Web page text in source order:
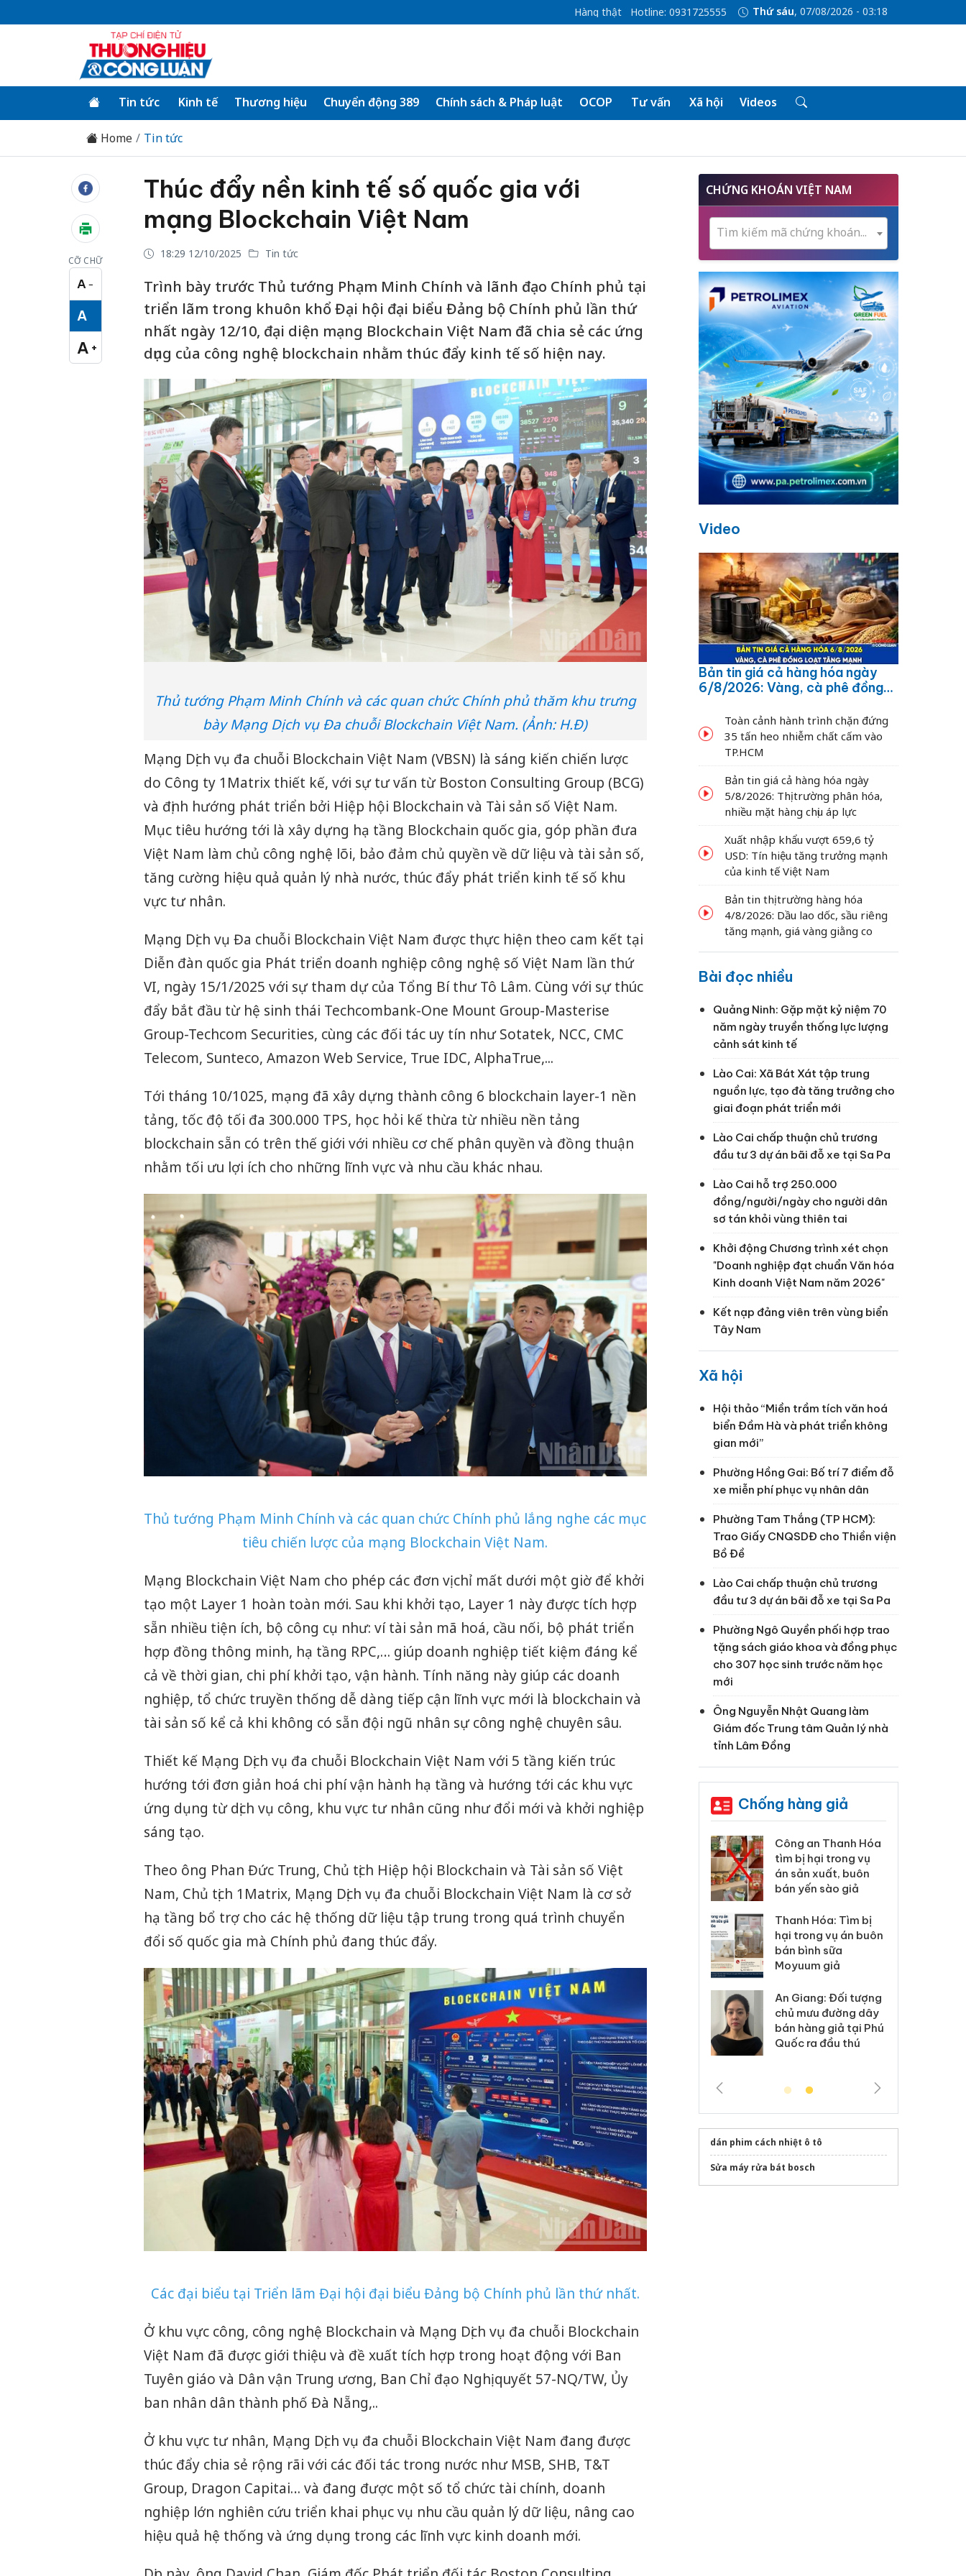
Hàng thật Hotline: 0931725555 Thứ sáu, 07/08/2026 - 03:18
Tin tức Kinh tế Thương hiệu Chuyển động 389 Chính sách & Pháp luật OCOP Tư vấn Xã hội Videos
Home Tin tức
CỠ CHỮ
A −
Cỡ chữ nhỏ
A
Cỡ chữ vừa
A +
Cỡ chữ lớn
Thúc đẩy nền kinh tế số quốc gia với
mạng Blockchain Việt Nam
18:29 12/10/2025 Tin tức
Trình bày trước Thủ tướng Phạm Minh Chính và lãnh đạo Chính phủ tại
triển lãm trong khuôn khổ Đại hội đại biểu Đảng bộ Chính phủ lần thứ
nhất ngày 12/10, đại diện mạng Blockchain Việt Nam đã chia sẻ các ứng
dụng của công nghệ blockchain nhằm thúc đẩy kinh tế số hiện nay.
Thủ tướng Phạm Minh Chính và các quan chức Chính phủ thăm khu trưng
bày Mạng Dịch vụ Đa chuỗi Blockchain Việt Nam. (Ảnh: H.Đ)
Mạng Dịch vụ đa chuỗi Blockchain Việt Nam (VBSN) là sáng kiến chiến lược
do Công ty 1Matrix thiết kế, với sự tư vấn từ Boston Consulting Group (BCG)
và định hướng phát triển bởi Hiệp hội Blockchain và Tài sản số Việt Nam.
Mục tiêu hướng tới là xây dựng hạ tầng Blockchain quốc gia, góp phần đưa
Việt Nam làm chủ công nghệ lõi, bảo đảm chủ quyền về dữ liệu và tài sản số,
tăng cường hiệu quả quản lý nhà nước, thúc đẩy phát triển kinh tế số khu
vực tư nhân.
Mạng Dịch vụ Đa chuỗi Blockchain Việt Nam được thực hiện theo cam kết tại
Diễn đàn quốc gia Phát triển doanh nghiệp công nghệ số Việt Nam lần thứ
VI, ngày 15/1/2025 với sự tham dự của Tổng Bí thư Tô Lâm. Cùng với sự thúc
đẩy bắt đầu từ hệ sinh thái Techcombank-One Mount Group-Masterise
Group-Techcom Securities, cùng các đối tác uy tín như Sotatek, NCC, CMC
Telecom, Sunteco, Amazon Web Service, True IDC, AlphaTrue,...
Tới tháng 10/1025, mạng đã xây dựng thành công 6 blockchain layer-1 nền
tảng, tốc độ tối đa 300.000 TPS, học hỏi kế thừa từ nhiều nền tảng
blockchain sẵn có trên thế giới với nhiều cơ chế phân quyền và đồng thuận
nhằm tối ưu lợi ích cho những lĩnh vực và nhu cầu khác nhau.
Thủ tướng Phạm Minh Chính và các quan chức Chính phủ lắng nghe các mục
tiêu chiến lược của mạng Blockchain Việt Nam.
Mạng Blockchain Việt Nam cho phép các đơn vị chỉ mất dưới một giờ để khởi
tạo một Layer 1 hoàn toàn mới. Sau khi khởi tạo, Layer 1 này được tích hợp
sẵn nhiều tiện ích, bộ công cụ như: ví tài sản mã hoá, cầu nối, bộ phát triển
hợp đồng thông minh, hạ tầng RPC,… giúp doanh nghiệp tiết kiệm đáng kể
cả về thời gian, chi phí khởi tạo, vận hành. Tính năng này giúp các doanh
nghiệp, tổ chức truyền thống dễ dàng tiếp cận lĩnh vực mới là blockchain và
tài sản số kể cả khi không có sẵn đội ngũ nhân sự công nghệ chuyên sâu.
Thiết kế Mạng Dịch vụ đa chuỗi Blockchain Việt Nam với 5 tầng kiến trúc
hướng tới đơn giản hoá chi phí vận hành hạ tầng và hướng tới các khu vực
ứng dụng từ dịch vụ công, khu vực tư nhân cũng như đổi mới và khởi nghiệp
sáng tạo.
Theo ông Phan Đức Trung, Chủ tịch Hiệp hội Blockchain và Tài sản số Việt
Nam, Chủ tịch 1Matrix, Mạng Dịch vụ đa chuỗi Blockchain Việt Nam là cơ sở
hạ tầng bổ trợ cho các hệ thống dữ liệu tập trung trong quá trình chuyển
đổi số quốc gia mà Chính phủ đang thúc đẩy.
Các đại biểu tại Triển lãm Đại hội đại biểu Đảng bộ Chính phủ lần thứ nhất.
Ở khu vực công, công nghệ Blockchain và Mạng Dịch vụ đa chuỗi Blockchain
Việt Nam đã được giới thiệu và đề xuất tích hợp trong hoạt động với Ban
Tuyên giáo và Dân vận Trung ương, Ban Chỉ đạo Nghị quyết 57-NQ/TW, Ủy
ban nhân dân thành phố Đà Nẵng,..
Ở khu vực tư nhân, Mạng Dịch vụ đa chuỗi Blockchain Việt Nam đang được
thúc đẩy chia sẻ rộng rãi với các đối tác trong nước như MSB, SHB, T&T
Group, Dragon Capitai… và đang được một số tổ chức tài chính, doanh
nghiệp lớn nghiên cứu triển khai phục vụ nhu cầu quản lý dữ liệu, nâng cao
hiệu quả hệ thống và ứng dụng trong các lĩnh vực kinh doanh mới.
CHỨNG KHOÁN VIỆT NAM
Tìm kiếm mã chứng khoán...
Video
Bản tin giá cả hàng hóa ngày
6/8/2026: Vàng, cà phê đồng
Toàn cảnh hành trình chặn đứng
35 tấn heo nhiễm chất cấm vào
TP.HCM
Bản tin giá cả hàng hóa ngày
5/8/2026: Thị trường phân hóa,
nhiều mặt hàng chịu áp lực
Xuất nhập khẩu vượt 659,6 tỷ
USD: Tín hiệu tăng trưởng mạnh
của kinh tế Việt Nam
Bản tin thị trường hàng hóa
4/8/2026: Dầu lao dốc, sầu riêng
tăng mạnh, giá vàng giằng co
Bài đọc nhiều
Quảng Ninh: Gặp mặt kỷ niệm 70
năm ngày truyền thống lực lượng
cảnh sát kinh tế
Lào Cai: Xã Bát Xát tập trung
nguồn lực, tạo đà tăng trưởng cho
giai đoạn phát triển mới
Lào Cai chấp thuận chủ trương
đầu tư 3 dự án bãi đỗ xe tại Sa Pa
Lào Cai hỗ trợ 250.000
đồng/người/ngày cho người dân
sơ tán khỏi vùng thiên tai
Khởi động Chương trình xét chọn
"Doanh nghiệp đạt chuẩn Văn hóa
Kinh doanh Việt Nam năm 2026"
Kết nạp đảng viên trên vùng biển
Tây Nam
Xã hội
Hội thảo “Miền trầm tích văn hoá
biển Đầm Hà và phát triển không
gian mới”
Phường Hồng Gai: Bố trí 7 điểm đỗ
xe miễn phí phục vụ nhân dân
Phường Tam Thắng (TP HCM):
Trao Giấy CNQSDĐ cho Thiền viện
Bồ Đề
Lào Cai chấp thuận chủ trương
đầu tư 3 dự án bãi đỗ xe tại Sa Pa
Phường Ngô Quyền phối hợp trao
tặng sách giáo khoa và đồng phục
cho 307 học sinh trước năm học
mới
Ông Nguyễn Nhật Quang làm
Giám đốc Trung tâm Quản lý nhà
tỉnh Lâm Đồng
Chống hàng giả
án sản xuất, buôn
bán yến sào giả
Thanh Hóa: Tìm bị
Moyuum giả
An Giang: Đối tượng
chủ mưu đường dây
bán hàng giả tại Phú
Quốc ra đầu thú
Lào Cai xử lý 83 vụ vi
phạm thương mại
trong tháng 7
Hưng Yên: Xử lý 6 hộ
kinh doanh bán hàng
giả mạo nhãn hiệu
Adidas, Nike
Cà Mau: Tiêu hủy
công khai hàng ngàn
sản phẩm nhập lậu,
bảo vệ môi trường
dán phim cách nhiệt ô tô
Sửa máy rửa bát bosch